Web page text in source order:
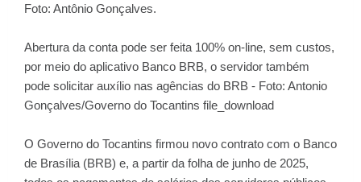
Foto: Antônio Gonçalves.
Abertura da conta pode ser feita 100% on-line, sem custos,
por meio do aplicativo Banco BRB, o servidor também
pode solicitar auxílio nas agências do BRB - Foto: Antonio
Gonçalves/Governo do Tocantins file_download
O Governo do Tocantins firmou novo contrato com o Banco
de Brasília (BRB) e, a partir da folha de junho de 2025,